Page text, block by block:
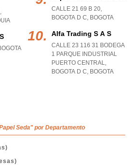
,
CALLE 21 69 B 20,
BOGOTA D C, BOGOTA
Alfa Trading S A S
CALLE 23 116 31 BODEGA
1 PARQUE INDUSTRIAL
PUERTO CENTRAL,
BOGOTA D C, BOGOTA
Seda" por Departamento